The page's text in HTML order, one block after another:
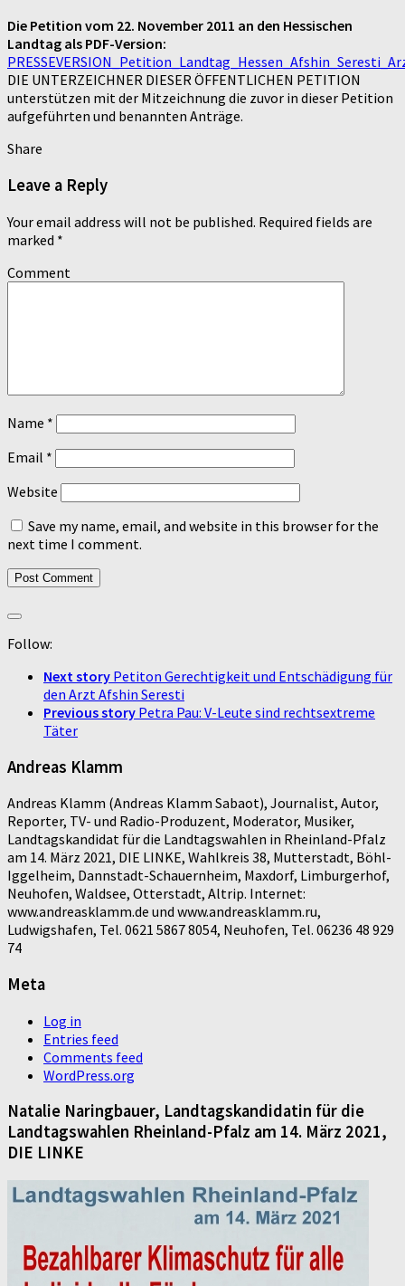
Die Petition vom 22. November 2011 an den Hessischen
Landtag als PDF-Version:
DIE UNTERZEICHNER DIESER ÖFFENTLICHEN PETITION
unterstützen mit der Mitzeichnung die zuvor in dieser Petition
aufgeführten und benannten Anträge.
Share
Leave a Reply
Your email address will not be published. Required fields are
marked *
Comment
Name *
Email *
Website
Save my name, email, and website in this browser for the
next time I comment.
Follow:
Next story Petiton Gerechtigkeit und Entschädigung für
den Arzt Afshin Seresti
Previous story Petra Pau: V-Leute sind rechtsextreme
Täter
Andreas Klamm
Andreas Klamm (Andreas Klamm Sabaot), Journalist, Autor,
Reporter, TV- und Radio-Produzent, Moderator, Musiker,
Landtagskandidat für die Landtagswahlen in Rheinland-Pfalz
am 14. März 2021, DIE LINKE, Wahlkreis 38, Mutterstadt, Böhl-
Iggelheim, Dannstadt-Schauernheim, Maxdorf, Limburgerhof,
Neuhofen, Waldsee, Otterstadt, Altrip. Internet:
www.andreasklamm.de und www.andreasklamm.ru,
Ludwigshafen, Tel. 0621 5867 8054, Neuhofen, Tel. 06236 48 929
74
Meta
Log in
Entries feed
Comments feed
WordPress.org
Natalie Naringbauer, Landtagskandidatin für die
Landtagswahlen Rheinland-Pfalz am 14. März 2021,
DIE LINKE